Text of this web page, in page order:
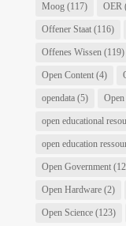
Moog(117) OER
Offener Staat(116)
Offenes Wissen(119)
Open Content(4)
opendata(5)
open educational
open education
Open Government
Open Hardware(2)
Open Science(123)